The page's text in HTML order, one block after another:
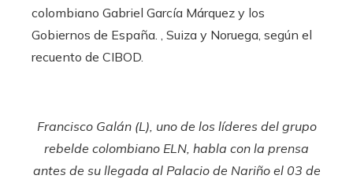
colombiano Gabriel García Márquez y los
Gobiernos de España. , Suiza y Noruega, según el
recuento de CIBOD.
Francisco Galán (L), uno de los líderes del grupo
rebelde colombiano ELN, habla con la prensa
antes de su llegada al Palacio de Nariño el 03 de